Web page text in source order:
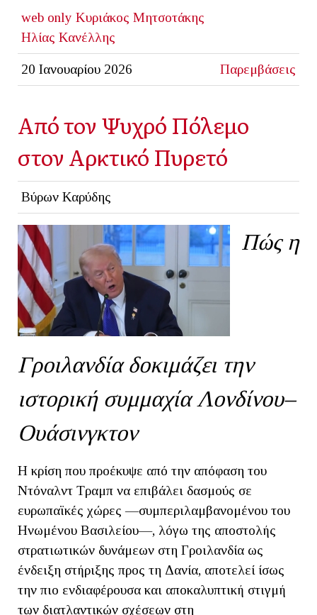
web only Κυριάκος Μητσοτάκης
Ηλίας Κανέλλης
20 Ιανουαρίου 2026 Παρεμβάσεις
Από τον Ψυχρό Πόλεμο
στον Αρκτικό Πυρετό
Βύρων Καρύδης
Πώς η
Γροιλανδία δοκιμάζει την
ιστορική συμμαχία Λονδίνου–
Ουάσινγκτον
Η κρίση που προέκυψε από την απόφαση του
Ντόναλντ Τραμπ να επιβάλει δασμούς σε
ευρωπαϊκές χώρες —συμπεριλαμβανομένου του
Ηνωμένου Βασιλείου—, λόγω της αποστολής
στρατιωτικών δυνάμεων στη Γροιλανδία ως
ένδειξη στήριξης προς τη Δανία, αποτελεί ίσως
την πιο ενδιαφέρουσα και αποκαλυπτική στιγμή
των διατλαντικών σχέσεων στη